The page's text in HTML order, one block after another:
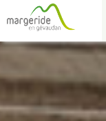
Panneau de gestion des